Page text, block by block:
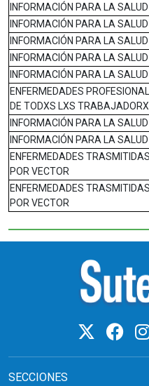
INFORMACIÓN PARA LA SALUD
INFORMACIÓN PARA LA SALUD
INFORMACIÓN PARA LA SALUD
INFORMACIÓN PARA LA SALUD
INFORMACIÓN PARA LA SALUD
ENFERMEDADES
DE TODXS LXS
INFORMACIÓN PARA LA SALUD
INFORMACIÓN PARA LA SALUD
ENFERMEDADES TRASMITIDAS
POR VECTOR
ENFERMEDADES TRASMITIDAS
POR VECTOR
SECCIONES